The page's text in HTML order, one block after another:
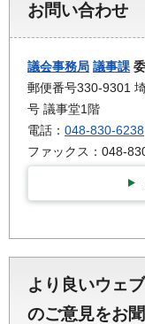
お問い合わせ
議会事務局 議事課
郵便番号330-9301
号 議事堂1階
電話： 048-830-6238
ファックス：048-
より良いウェ
のご意見をお